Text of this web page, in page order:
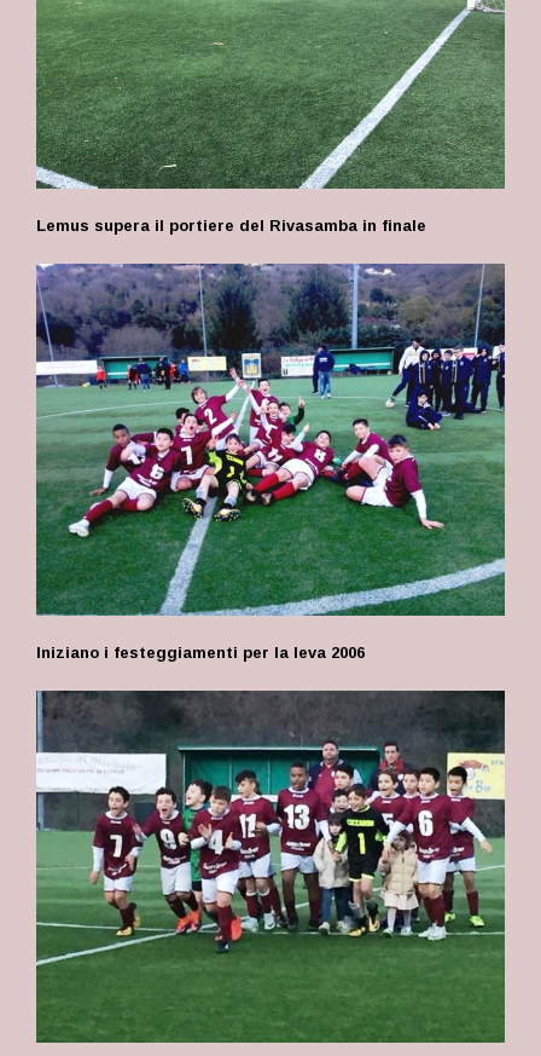
Lemus supera il portiere del Rivasamba in finale
Iniziano i festeggiamenti per la leva 2006